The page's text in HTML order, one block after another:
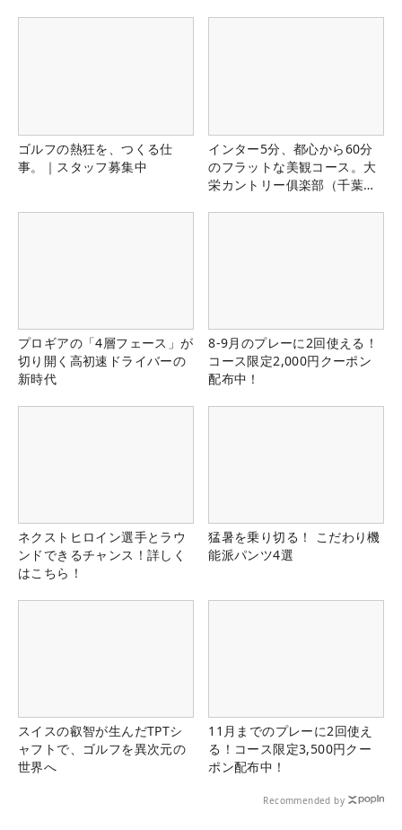
ゴルフの熱狂を、つくる仕
事。｜スタッフ募集中
インター5分、都心から60分
のフラットな美観コース。大
栄カントリー俱楽部（千葉
プロギアの「4層フェース」が
切り開く高初速ドライバーの
新時代
8-9月のプレーに2回使える！
コース限定2,000円クーポン
配布中！
ネクストヒロイン選手とラウ
ンドできるチャンス！詳しく
はこちら！
猛暑を乗り切る！ こだわり機
能派パンツ4選
スイスの叡智が生んだTPTシ
ャフトで、ゴルフを異次元の
世界へ
11月までのプレーに2回使え
る！コース限定3,500円クー
ポン配布中！
Recommended by